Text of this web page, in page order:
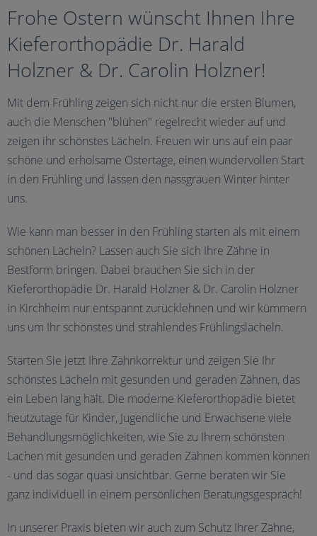
Frohe Ostern wünscht Ihnen Ihre
Kieferorthopädie Dr. Harald
Holzner & Dr. Carolin Holzner!
Mit dem Frühling zeigen sich nicht nur die ersten Blumen,
auch die Menschen "blühen" regelrecht wieder auf und
zeigen ihr schönstes Lächeln. Freuen wir uns auf ein paar
schöne und erholsame Ostertage, einen wundervollen Start
in den Frühling und lassen den nassgrauen Winter hinter
uns.
Wie kann man besser in den Frühling starten als mit einem
schönen Lächeln? Lassen auch Sie sich Ihre Zähne in
Bestform bringen. Dabei brauchen Sie sich in der
Kieferorthopädie Dr. Harald Holzner & Dr. Carolin Holzner
in Kirchheim nur entspannt zurücklehnen und wir kümmern
uns um Ihr schönstes und strahlendes Frühlingslächeln.
Starten Sie jetzt Ihre Zahnkorrektur und zeigen Sie Ihr
schönstes Lächeln mit gesunden und geraden Zähnen, das
ein Leben lang hält. Die moderne Kieferorthopädie bietet
heutzutage für Kinder, Jugendliche und Erwachsene viele
Behandlungsmöglichkeiten, wie Sie zu Ihrem schönsten
Lachen mit gesunden und geraden Zähnen kommen können
- und das sogar quasi unsichtbar. Gerne beraten wir Sie
ganz individuell in einem persönlichen Beratungsgespräch!
In unserer Praxis bieten wir auch zum Schutz Ihrer Zähne,